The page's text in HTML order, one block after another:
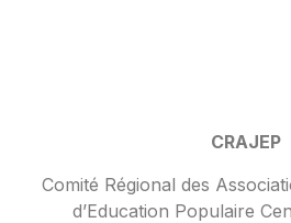
CRAJEP
Comité Régional des
d’Education Populaire